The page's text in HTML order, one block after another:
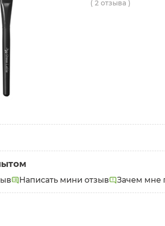
( 2 отзыва )
Написать мини отзыв Зачем мне